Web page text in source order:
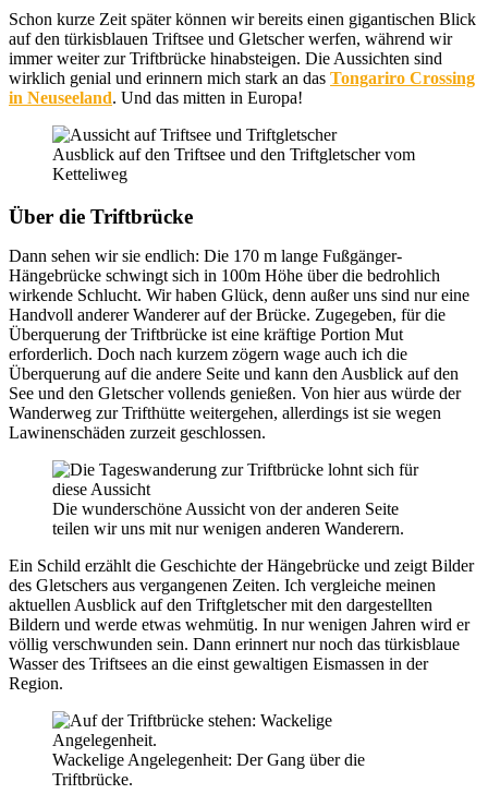
Schon kurze Zeit später können wir bereits einen gigantischen Blick
auf den türkisblauen Triftsee und Gletscher werfen, während wir
immer weiter zur Triftbrücke hinabsteigen. Die Aussichten sind
wirklich genial und erinnern mich stark an das Tongariro Crossing
in Neuseeland. Und das mitten in Europa!
Ausblick auf den Triftsee und den Triftgletscher vom
Ketteliweg
Über die Triftbrücke
Dann sehen wir sie endlich: Die 170 m lange Fußgänger-
Hängebrücke schwingt sich in 100m Höhe über die bedrohlich
wirkende Schlucht. Wir haben Glück, denn außer uns sind nur eine
Handvoll anderer Wanderer auf der Brücke. Zugegeben, für die
Überquerung der Triftbrücke ist eine kräftige Portion Mut
erforderlich. Doch nach kurzem zögern wage auch ich die
Überquerung auf die andere Seite und kann den Ausblick auf den
See und den Gletscher vollends genießen. Von hier aus würde der
Wanderweg zur Trifthütte weitergehen, allerdings ist sie wegen
Lawinenschäden zurzeit geschlossen.
Die wunderschöne Aussicht von der anderen Seite
teilen wir uns mit nur wenigen anderen Wanderern.
Ein Schild erzählt die Geschichte der Hängebrücke und zeigt Bilder
des Gletschers aus vergangenen Zeiten. Ich vergleiche meinen
aktuellen Ausblick auf den Triftgletscher mit den dargestellten
Bildern und werde etwas wehmütig. In nur wenigen Jahren wird er
völlig verschwunden sein. Dann erinnert nur noch das türkisblaue
Wasser des Triftsees an die einst gewaltigen Eismassen in der
Region.
Wackelige Angelegenheit: Der Gang über die
Triftbrücke.